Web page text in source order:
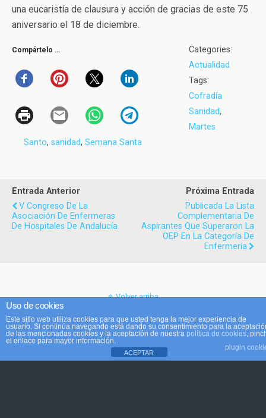
una eucaristía de clausura y acción de gracias de este 75
aniversario el 18 de diciembre.
Compártelo …
Categories:
Actualidad
Tags:
Cofradía
Sanidad,
Martes
Santo, sanidad, Semana Santa
Entrada Anterior
V Congreso De La
Asociación De Enfermeras
De Hospitales De Andalucía
Próxima Entrada
Publicada La Lista
Complementaria De
Aspirantes Que Superaron La
OEP En La Categoría De
Enfermería
Volver arriba
Móvil Escritorio
Uso de cookies
Este sitio web utiliza cookies para que usted tenga la mejor experiencia de
usuario. Si continúa navegando está dando su consentimiento para la
de las mencionadas cookies y la aceptación de nuestra política de cookies,
el enlace para mayor información.
plugin
ACEPTAR